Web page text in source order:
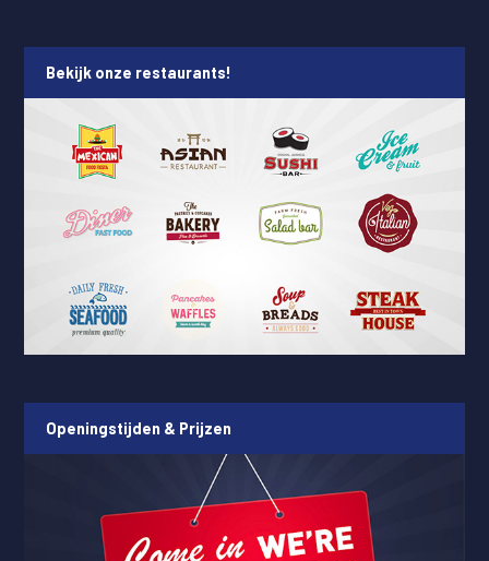
Bekijk onze restaurants!
Openingstijden & Prijzen